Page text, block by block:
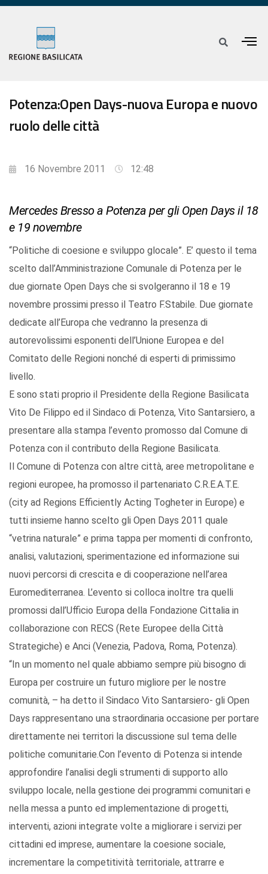
Potenza:Open Days-nuova Europa e nuovo
ruolo delle città
16 Novembre 2011 12:48
Mercedes Bresso a Potenza per gli Open Days il 18
e 19 novembre
“Politiche di coesione e sviluppo glocale”. E’ questo il tema
scelto dall’Amministrazione Comunale di Potenza per le
due giornate Open Days che si svolgeranno il 18 e 19
novembre prossimi presso il Teatro F.Stabile. Due giornate
dedicate all’Europa che vedranno la presenza di
autorevolissimi esponenti dell’Unione Europea e del
Comitato delle Regioni nonché di esperti di primissimo
livello.
E sono stati proprio il Presidente della Regione Basilicata
Vito De Filippo ed il Sindaco di Potenza, Vito Santarsiero, a
presentare alla stampa l’evento promosso dal Comune di
Potenza con il contributo della Regione Basilicata.
Il Comune di Potenza con altre città, aree metropolitane e
regioni europee, ha promosso il partenariato C.R.E.A.T.E.
(city ad Regions Efficiently Acting Togheter in Europe) e
tutti insieme hanno scelto gli Open Days 2011 quale
“vetrina naturale” e prima tappa per momenti di confronto,
analisi, valutazioni, sperimentazione ed informazione sui
nuovi percorsi di crescita e di cooperazione nell’area
Euromediterranea. L’evento si colloca inoltre tra quelli
promossi dall’Ufficio Europa della Fondazione Cittalia in
collaborazione con RECS (Rete Europee della Città
Strategiche) e Anci (Venezia, Padova, Roma, Potenza).
“In un momento nel quale abbiamo sempre più bisogno di
Europa per costruire un futuro migliore per le nostre
comunità, – ha detto il Sindaco Vito Santarsiero- gli Open
Days rappresentano una straordinaria occasione per portare
direttamente nei territori la discussione sul tema delle
politiche comunitarie.Con l’evento di Potenza si intende
approfondire l’analisi degli strumenti di supporto allo
sviluppo locale, nella gestione dei programmi comunitari e
nella messa a punto ed implementazione di progetti,
interventi, azioni integrate volte a migliorare i servizi per
cittadini ed imprese, aumentare la coesione sociale,
incrementare la competitività territoriale, attrarre e